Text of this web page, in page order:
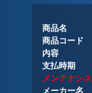
商品名
商品コード
内容
支払時期
メンテナンス
メーカー名